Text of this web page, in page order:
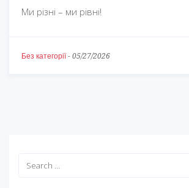
Ми різні – ми рівні!
Без категорії- 05/27/2026